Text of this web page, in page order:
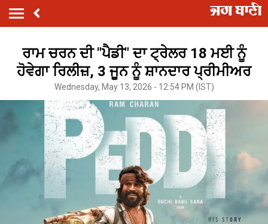
ਰਾਮ ਚਰਨ ਦੀ "ਪੈਡੀ" ਦਾ ਟ੍ਰੇਲਰ 18 ਮਈ ਨੂੰ
ਹੋਵੇਗਾ ਰਿਲੀਜ਼, 3 ਜੂਨ ਨੂੰ ਸ਼ਾਨਦਾਰ ਪ੍ਰੀਮੀਅਰ
Wednesday, May 13, 2026 - 12:54 PM (IST)